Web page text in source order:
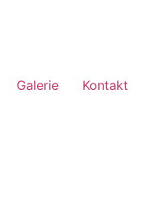
Galerie Kontakt